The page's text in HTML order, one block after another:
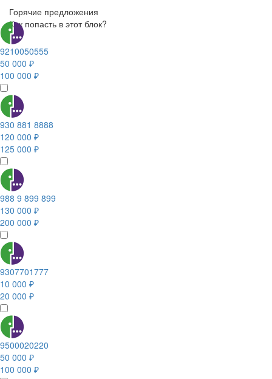
Горячие предложения
Как попасть в этот блок?
9210050555
50 000 ₽
100 000 ₽
930 881 8888
120 000 ₽
125 000 ₽
988 9 899 899
130 000 ₽
200 000 ₽
9307701777
10 000 ₽
20 000 ₽
9500020220
50 000 ₽
100 000 ₽